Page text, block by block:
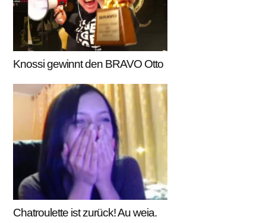
Knossi gewinnt den BRAVO Otto
Chatroulette ist zurück! Au weia.